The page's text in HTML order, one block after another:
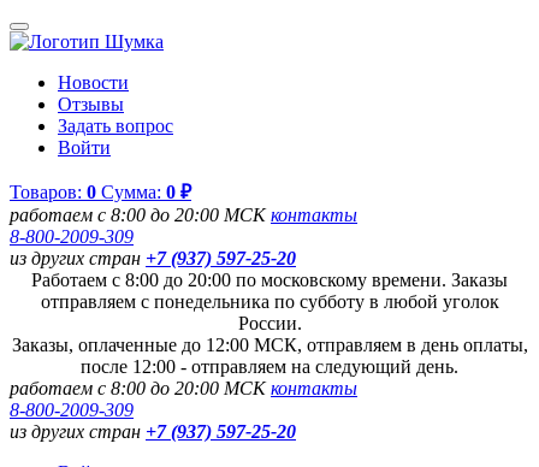
Новости
Отзывы
Задать вопрос
Войти
Товаров: 0 Сумма: 0 ₽
работаем с 8:00 до 20:00 МСКконтакты
8-800-2009-309
из других стран +7 (937) 597-25-20
Работаем с 8:00 до 20:00 по московскому времени. Заказы
отправляем с понедельника по субботу в любой уголок
России.
Заказы, оплаченные до 12:00 МСК, отправляем в день оплаты,
после 12:00 - отправляем на следующий день.
работаем с 8:00 до 20:00 МСКконтакты
8-800-2009-309
из других стран +7 (937) 597-25-20